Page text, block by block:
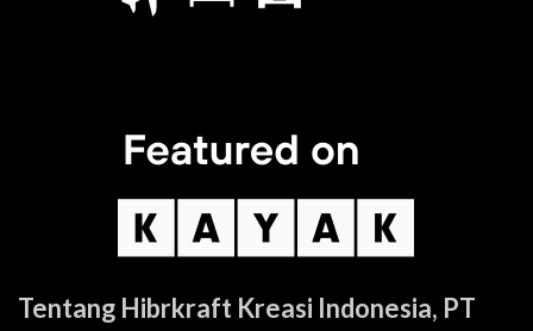
Tentang Hibrkraft Kreasi Indonesia, PT